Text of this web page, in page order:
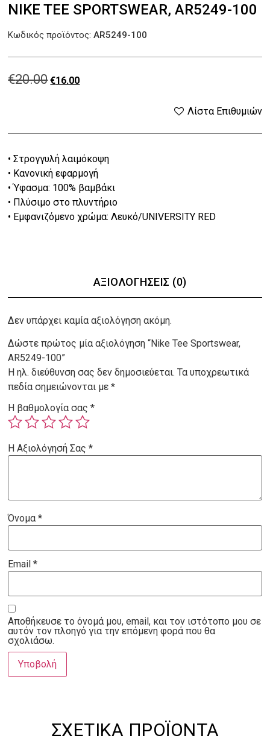
NIKE TEE SPORTSWEAR, AR5249-100
€20.00Original
was:
€20.00.
€16.00Η
τιμή
είναι:
€16.00.
• Στρογγυλή λαιμόκοψη
• Κανονική εφαρμογή
• Ύφασμα: 100% βαμβάκι
• Πλύσιμο στο πλυντήριο
• Εμφανιζόμενο χρώμα: Λευκό/UNIVERSITY RED
Λίστα Επιθυμιών
Κωδικός προϊόντος:AR5249-100
ΑΞΙΟΛΟΓΉΣΕΙΣ (0)
Δεν υπάρχει καμία αξιολόγηση ακόμη.
Δώστε πρώτος μία αξιολόγηση “Nike Tee Sportswear,
AR5249-100”
Η ηλ. διεύθυνση σας δεν δημοσιεύεται. Τα υποχρεωτικά
πεδία σημειώνονται με*
Η βαθμολογία σας*
Η Αξιολόγησή Σας*
Όνομα*
Email*
Αποθήκευσε το όνομά μου, email, και τον ιστότοπο μου σε
αυτόν τον πλοηγό για την επόμενη φορά που θα
σχολιάσω.
ΣΧΕΤΙΚΆ ΠΡΟΪΌΝΤΑ